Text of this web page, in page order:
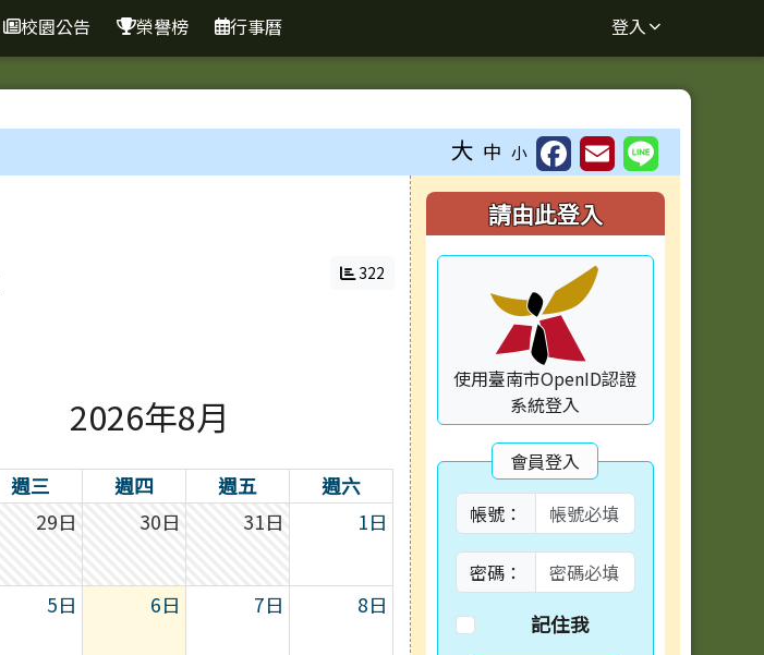
校園公告 榮譽榜 行事曆 登入
大 中 小
322
2026年8月
週三 週四 週五
週六
29日 30日 31日 1日
5日 6日 7日 8日
右邊區域內容
請由此登入
使用臺南市OpenID認證
系統登入
會員登入
帳號：
密碼：
記住我